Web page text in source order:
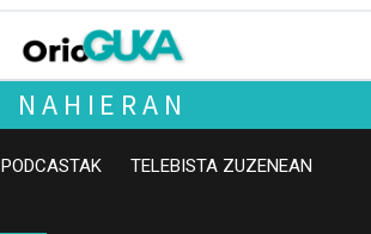
NAHIERAN
PODCASTAK TELEBISTA ZUZENEAN